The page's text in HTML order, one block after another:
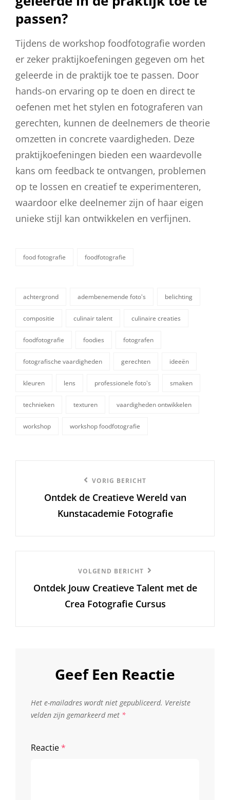
passen?
Tijdens de workshop foodfotografie worden
er zeker praktijkoefeningen gegeven om het
geleerde in de praktijk toe te passen. Door
hands-on ervaring op te doen en direct te
oefenen met het stylen en fotograferen van
gerechten, kunnen de deelnemers de theorie
omzetten in concrete vaardigheden. Deze
praktijkoefeningen bieden een waardevolle
kans om feedback te ontvangen, problemen
op te lossen en creatief te experimenteren,
waardoor elke deelnemer zijn of haar eigen
unieke stijl kan ontwikkelen en verfijnen.
categorieën
food fotografie foodfotografie
achtergrond adembenemende foto's belichting
compositie culinair talent culinaire creaties
foodfotografie foodies fotografen
fotografische vaardigheden gerechten ideeën
kleuren lens professionele foto's smaken
technieken texturen vaardigheden ontwikkelen
workshop workshop foodfotografie
bericht
VORIG BERICHT
Ontdek de Creatieve Wereld van
Kunstacademie Fotografie
Bericht
VOLGEND BERICHT
Ontdek Jouw Creatieve Talent met de
Crea Fotografie Cursus
Geef Een Reactie
Het e-mailadres wordt niet gepubliceerd. Vereiste
velden zijn gemarkeerd met *
Reactie*